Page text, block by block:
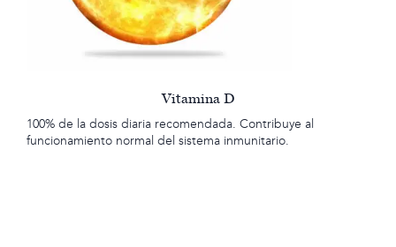
Vitamina D
100% de la dosis diaria recomendada. Contribuye al
funcionamiento normal del sistema inmunitario.